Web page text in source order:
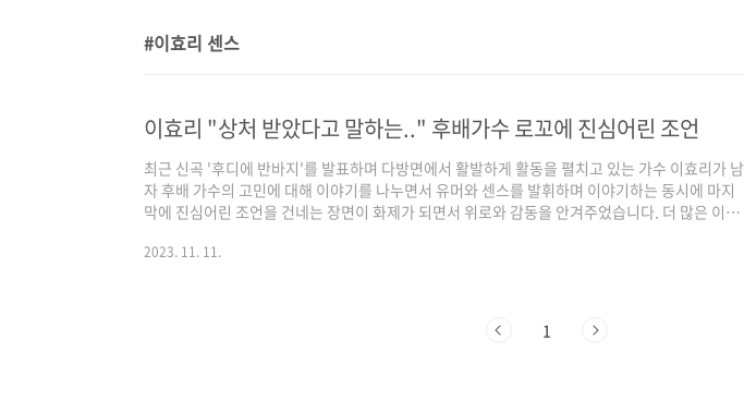
이효리 센스
이효리 "상처 받았다고 말하는.." 후배가수 로꼬에 진심어린 조언
최근 신곡 '후디에 반바지'를 발표하며 다방면에서 활발하게 활동을 펼치고 있는 가수 이효리가 남
자 후배 가수의 고민에 대해 이야기를 나누면서 유머와 센스를 발휘하며 이야기하는 동시에 마지
막에 진심어린 조언을 건네는 장면이 화제가 되면서 위로와 감동을 안겨주었습니다. 더 많은 이슈
뷔 25년차 효리의 강철 멘탈 관리 비법'라는 제목의 영상이 공개되었습니다. 이날 로꼬는 이효리를
2023. 11. 11.
1